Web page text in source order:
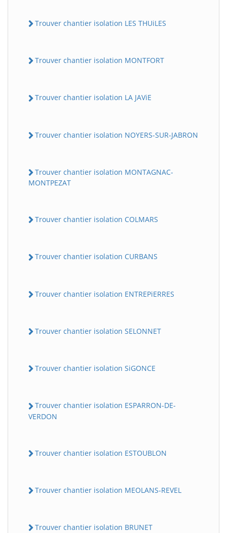
Trouver chantier isolation LES THUiLES
Trouver chantier isolation MONTFORT
Trouver chantier isolation LA JAViE
Trouver chantier isolation NOYERS-SUR-JABRON
Trouver chantier isolation MONTAGNAC-
MONTPEZAT
Trouver chantier isolation COLMARS
Trouver chantier isolation CURBANS
Trouver chantier isolation ENTREPiERRES
Trouver chantier isolation SELONNET
Trouver chantier isolation SiGONCE
Trouver chantier isolation ESPARRON-DE-
VERDON
Trouver chantier isolation ESTOUBLON
Trouver chantier isolation MEOLANS-REVEL
Trouver chantier isolation BRUNET